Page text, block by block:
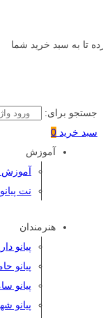
تا به سبد خرید شما
جستجو برای:
سبد خرید 0
آموزش
آموزش
نت پیانو
هنرمندان
پیانو
پیانو
پیانو
پیانو